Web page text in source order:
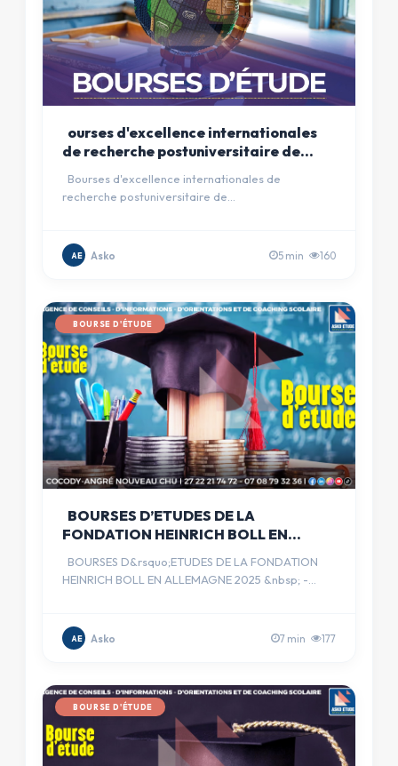
ourses d'excellence internationales
de recherche postuniversitaire de
Uni 2025
Bourses d'excellence internationales de
recherche postuniversitaire de
AE Asko 5 min 160
BOURSE D'ÉTUDE
BOURSES D’ETUDES DE LA
FONDATION HEINRICH BOLL EN
BOURSES D&rsquo;ETUDES DE LA FONDATION
HEINRICH BOLL EN ALLEMAGNE 2025 &nbsp; -
AE Asko 7 min 177
BOURSE D'ÉTUDE